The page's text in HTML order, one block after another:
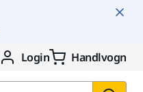
Login Handlvogn